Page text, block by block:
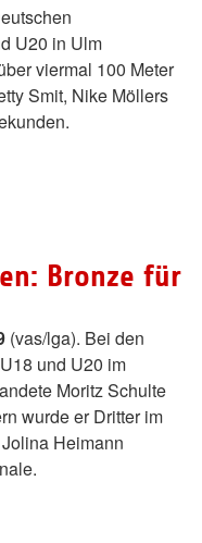
U20 in Ulm
viermal 100 Meter
Smit, Nike Möllers
Bronze für
(vas/lga). Bei den
und U20 im
Moritz Schulte
wurde er Dritter im
Heimann